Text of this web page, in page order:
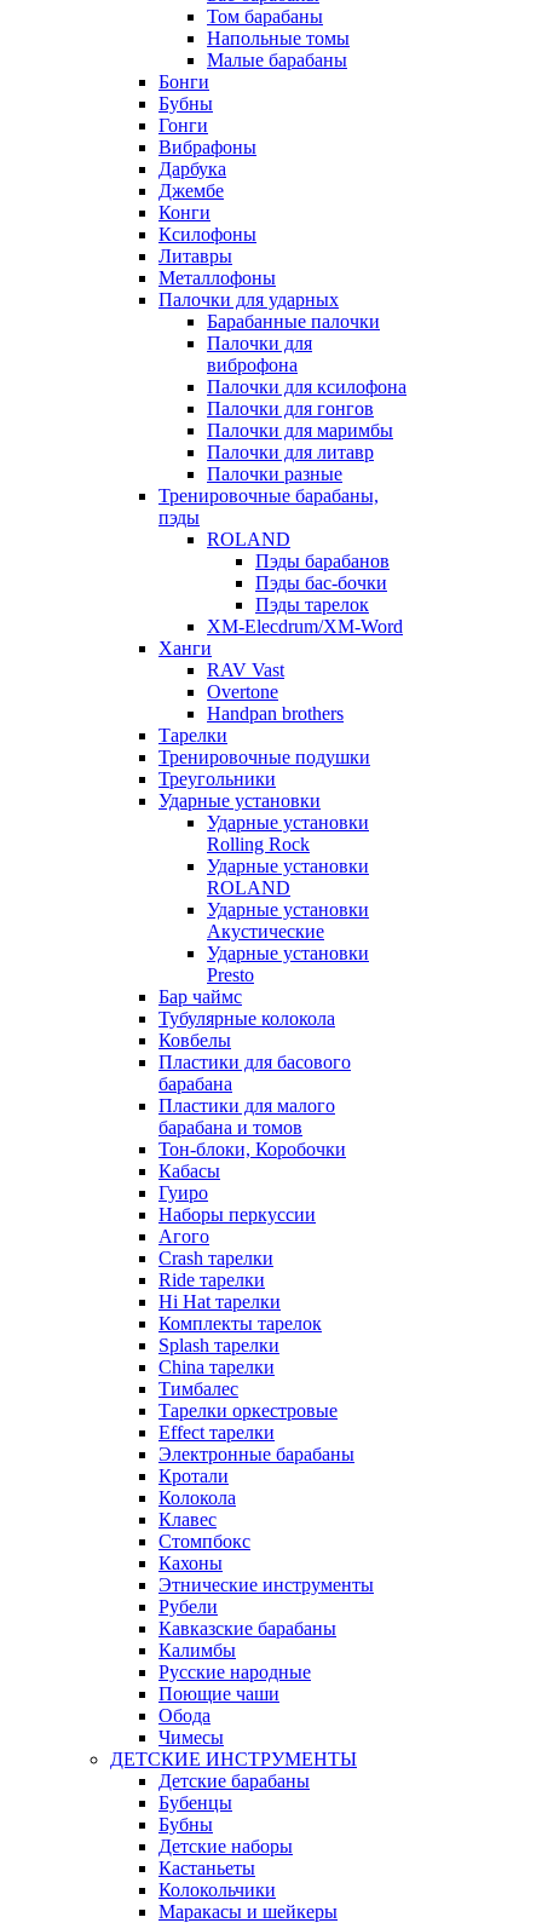
Том барабаны
Напольные томы
Малые барабаны
Бонги
Бубны
Гонги
Вибрафоны
Дарбука
Джембе
Конги
Ксилофоны
Литавры
Металлофоны
Палочки для ударных
Барабанные палочки
Палочки для
виброфона
Палочки для ксилофона
Палочки для гонгов
Палочки для маримбы
Палочки для литавр
Палочки разные
Тренировочные барабаны,
пэды
ROLAND
Пэды барабанов
Пэды бас-бочки
Пэды тарелок
XM-Elecdrum/XM-Word
Ханги
RAV Vast
Overtone
Handpan brothers
Тарелки
Тренировочные подушки
Треугольники
Ударные установки
Ударные установки
Rolling Rock
Ударные установки
ROLAND
Ударные установки
Акустические
Ударные установки
Presto
Бар чаймс
Тубулярные колокола
Ковбелы
Пластики для басового
барабана
Пластики для малого
барабана и томов
Тон-блоки, Коробочки
Кабасы
Гуиро
Наборы перкуссии
Агого
Crash тарелки
Ride тарелки
Hi Hat тарелки
Комплекты тарелок
Splash тарелки
China тарелки
Тимбалес
Тарелки оркестровые
Effect тарелки
Электронные барабаны
Кротали
Колокола
Клавес
Стомпбокс
Кахоны
Этнические инструменты
Рубели
Кавказские барабаны
Калимбы
Русские народные
Поющие чаши
Обода
Чимесы
ДЕТСКИЕ ИНСТРУМЕНТЫ
Детские барабаны
Бубенцы
Бубны
Детские наборы
Кастаньеты
Колокольчики
Маракасы и шейкеры